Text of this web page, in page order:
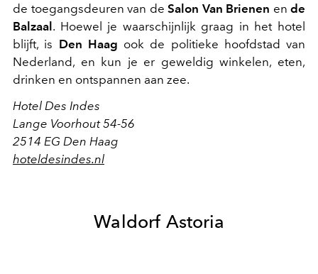
de toegangsdeuren van de Salon Van Brienen en de
Balzaal. Hoewel je waarschijnlijk graag in het hotel
blijft, is Den Haag ook de politieke hoofdstad van
Nederland, en kun je er geweldig winkelen, eten,
drinken en ontspannen aan zee.
Hotel Des Indes
Lange Voorhout 54-56
2514 EG Den Haag
hoteldesindes.nl
Waldorf Astoria